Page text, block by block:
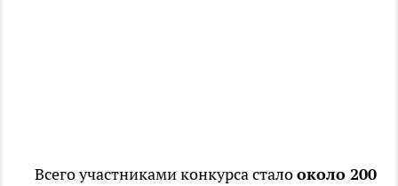
Всего участниками конкурса сталооколо 200